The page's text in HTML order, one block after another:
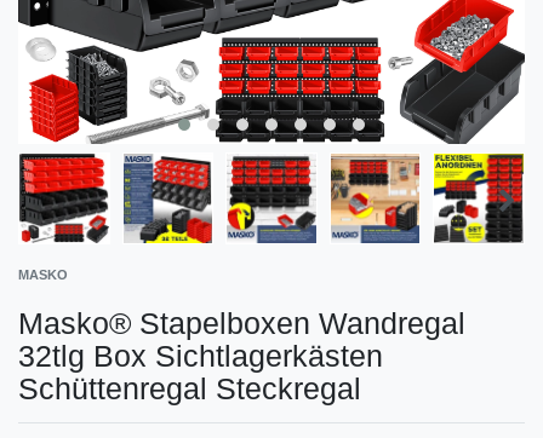
MASKO
Masko® Stapelboxen Wandregal
32tlg Box Sichtlagerkästen
Schüttenregal Steckregal